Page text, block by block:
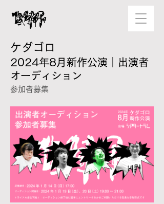
ケダゴロ
2024年8月 新作公演
出演者
オーディション
参加者募集